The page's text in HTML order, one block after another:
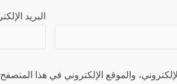
البريد
والموقع الإلكتروني في هذا